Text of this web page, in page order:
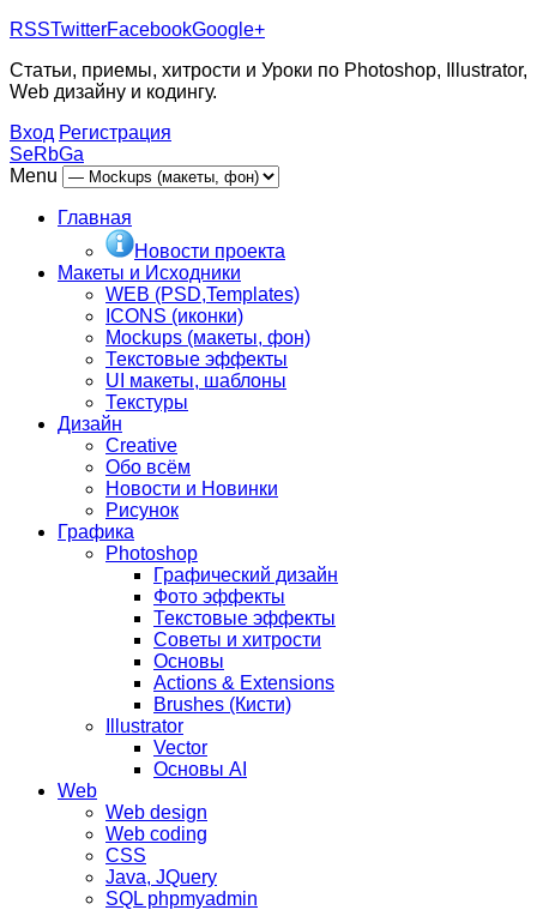
RSSTwitterFacebookGoogle+
Статьи, приемы, хитрости и Уроки по Photoshop, Illustrator,
Web дизайну и кодингу.
Вход Регистрация
SeRbGa
Menu
Главная
Новости проекта
Макеты и Исходники
WEB (PSD,Templates)
ICONS (иконки)
Mockups (макеты, фон)
Текстовые эффекты
UI макеты, шаблоны
Текстуры
Дизайн
Creative
Обо всём
Новости и Новинки
Рисунок
Графика
Photoshop
Графический дизайн
Фото эффекты
Текстовые эффекты
Советы и хитрости
Основы
Actions & Extensions
Brushes (Кисти)
Illustrator
Vector
Основы AI
Web
Web design
Web coding
CSS
Java, JQuery
SQL phpmyadmin